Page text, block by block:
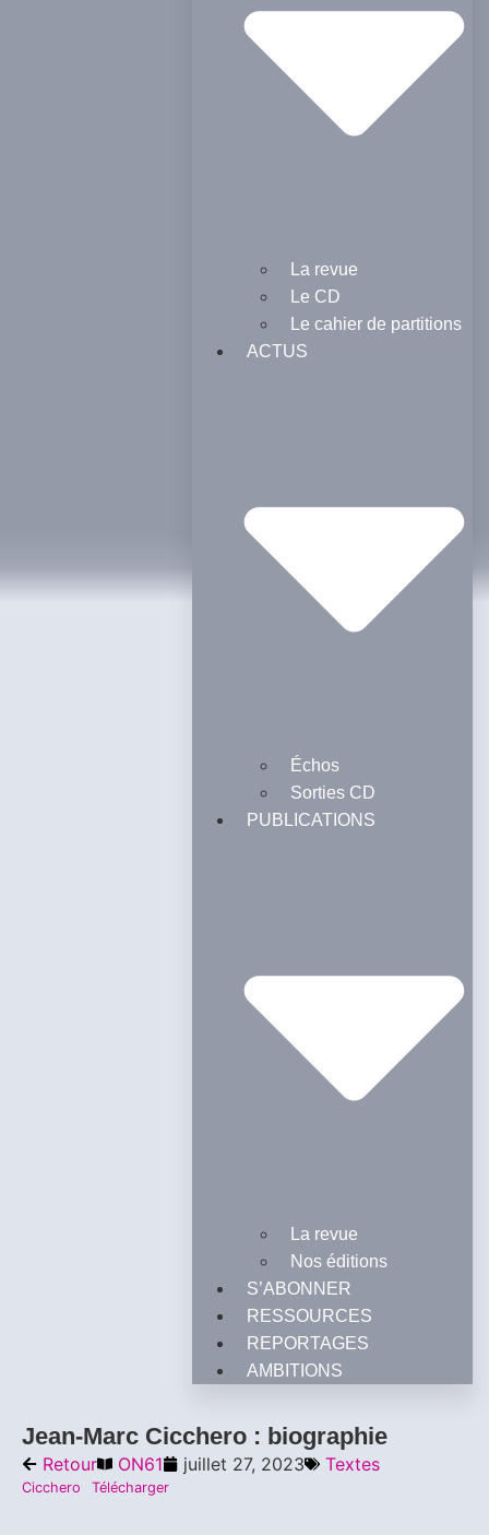
La revue
Le CD
Le cahier de partitions
ACTUS
Échos
Sorties CD
PUBLICATIONS
La revue
Nos éditions
S’ABONNER
RESSOURCES
REPORTAGES
AMBITIONS
Jean-Marc Cicchero : biographie
Retour ON61 juillet 27, 2023 Textes
Cicchero Télécharger